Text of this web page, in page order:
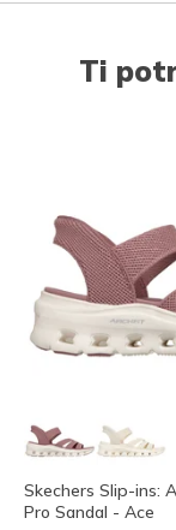
Ti
Skechers Slip-ins:
Pro Sandal - Ace